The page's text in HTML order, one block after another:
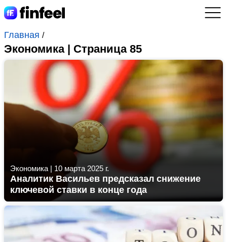
Главная /
Экономика | Страница 85
Экономика | 10 марта 2025 г.
Аналитик Васильев предсказал снижение
ключевой ставки в конце года